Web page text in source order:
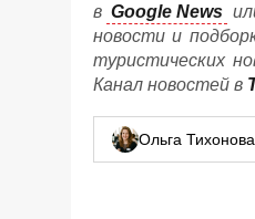
в Google News
новости и
туристических
Канал новостей в
Ольга Тихонова